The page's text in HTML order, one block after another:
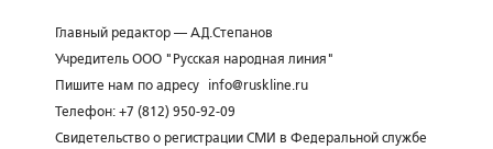
Главный редактор — А.Д.Степанов
Учредитель ООО "Русская народная линия"
Пишите нам по адресу
info@ruskline.ru
Телефон: +7 (812) 950-92-09
Свидетельство о регистрации СМИ в Федеральной службе